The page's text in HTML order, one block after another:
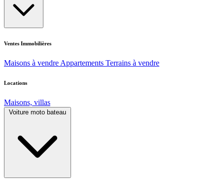
Ventes Immobilières
Maisons à vendre Appartements Terrains à vendre
Locations
Maisons, villas
Voiture moto bateau